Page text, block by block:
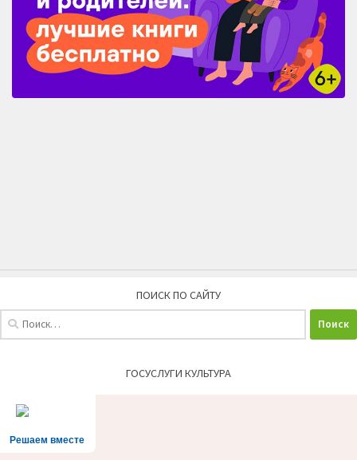
ПОИСК ПО САЙТУ
ГОСУСЛУГИ КУЛЬТУРА
Решаем вместе